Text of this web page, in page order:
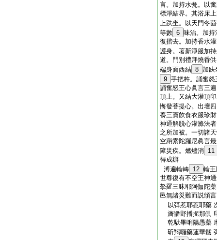
言。加持水瓮。以
標淨結界。其浴床
上趺坐。以天門冬
等數 6 味治。加持
復揩去。加持香水
護身。著新淨服加
道。門別禮拜燒香
端身面西結 8 加趺
9 手把杵。誦奮
誦奮怒王心眞言三
頂上。又結大灌頂
悔發菩提心。出壇
養三寶飮食衣服珍
神通解脱心灌滌法
之所加被。一切諸
空羂索陀羅尼眞言
障災疾。燃燼消
11
得成辦
溥遍輪轉 12 輪
世尊復有不空王神
拏羅三昧耶阿伽陀
邑無諸災難而説頌言
以弭惹耶惹耶藥
旖皤野播抳那倶
乾馱畢唎陽愚藥
斫羯囉藥蓮華鬚